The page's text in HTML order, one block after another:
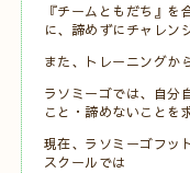
『チームともだち』
に、諦めずにチャレン
また、トレーニングか
ラソミーゴでは、自分
こと・諦めないことを
現在、ラソミーゴフッ
スクールでは